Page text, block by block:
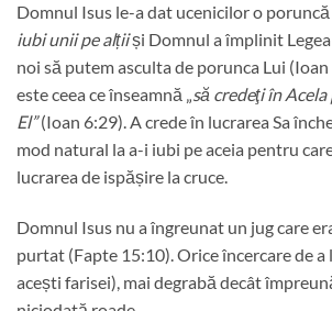
Domnul Isus le-a dat ucenicilor o poruncă
iubi unii pe alțiiși Domnul a împlinit
noi să putem asculta de porunca Lui
este ceea ce înseamnă „să credeţi în
El”(Ioan 6:29). A crede în lucrarea Sa
mod natural la a-i iubi pe aceia pentru
lucrarea de ispășire la cruce.
Domnul Isus nu a îngreunat un jug care
purtat (Fapte 15:10). Orice încercare de a
acești farisei), mai degrabă decât